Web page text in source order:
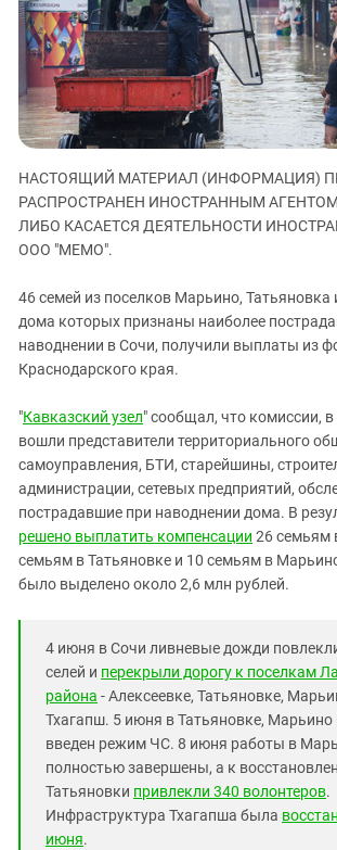
ЗАСТАВЛЯЕТ
КАВКАЗ ЗА
ИНАКОМЫСЛИЕ В
ПРЕСЛЕДОВАНИЕ
МОБИЛИЗАЦИЯ И
Дагестан
Ингушетия
Кабардино-Балкария
Калмыкия
Карачаево-Черкесия
Краснодарский край
Нагорный Карабах
Российская Федерация
Ростовская область
Северная Осетия - Алания
СКФО
Чечня
Южный Кавказ
ЮФО
НАСТОЯЩИЙ МАТЕРИАЛ (ИНФОРМАЦИЯ)
РАСПРОСТРАНЕН ИНОСТРАННЫМ
ЛИБО КАСАЕТСЯ ДЕЯТЕЛЬНОСТИ
ООО "МЕМО".
46 семей из поселков Марьино, Татьяновка
дома которых признаны наиболее
наводнении в Сочи, получили выплаты из
Краснодарского края.
"Кавказский узел" сообщал, что комиссии,
вошли представители территориального
самоуправления, БТИ, старейшины,
администрации, сетевых предприятий,
пострадавшие при наводнении дома. В
решено выплатить компенсации 26 семьям
семьям в Татьяновке и 10 семьям в
было выделено около 2,6 млн рублей.
4 июня в Сочи ливневые дожди
селей и перекрыли дорогу к поселкам
района - Алексеевке, Татьяновке,
Тхагапш. 5 июня в Татьяновке, Марьино
введен режим ЧС. 8 июня работы в
полностью завершены, а к
Татьяновки привлекли 340 волонтеров.
Инфраструктура Тхагапша была
июня.